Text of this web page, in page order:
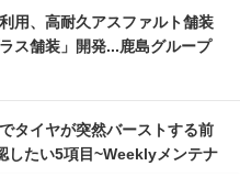
用、高耐久アスファルト舗装
ス舗装」開発...鹿島グループ
タイヤが突然バーストする前
したい5項目~Weeklyメンテナ